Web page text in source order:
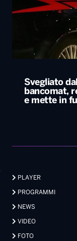
Svegliato
bancomat,
e mette in
PLAYER
PROGRAMMI
NEWS
VIDEO
FOTO